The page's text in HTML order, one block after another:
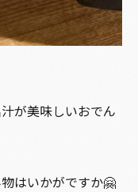
が美味しいおでん
はいかがですか🤗